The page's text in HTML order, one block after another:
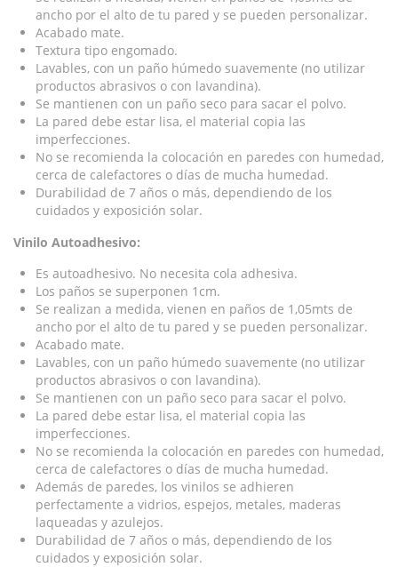
ancho por el alto de tu pared y se pueden personalizar.
Acabado mate.
Textura tipo engomado.
Lavables, con un paño húmedo suavemente (no utilizar
productos abrasivos o con lavandina).
Se mantienen con un paño seco para sacar el polvo.
La pared debe estar lisa, el material copia las
imperfecciones.
No se recomienda la colocación en paredes con humedad,
cerca de calefactores o días de mucha humedad.
Durabilidad de 7 años o más, dependiendo de los
cuidados y exposición solar.
Vinilo Autoadhesivo:
Es autoadhesivo. No necesita cola adhesiva.
Los paños se superponen 1cm.
Se realizan a medida, vienen en paños de 1,05mts de
ancho por el alto de tu pared y se pueden personalizar.
Acabado mate.
Lavables, con un paño húmedo suavemente (no utilizar
productos abrasivos o con lavandina).
Se mantienen con un paño seco para sacar el polvo.
La pared debe estar lisa, el material copia las
imperfecciones.
No se recomienda la colocación en paredes con humedad,
cerca de calefactores o días de mucha humedad.
Además de paredes, los vinilos se adhieren
perfectamente a vidrios, espejos, metales, maderas
laqueadas y azulejos.
Durabilidad de 7 años o más, dependiendo de los
cuidados y exposición solar.